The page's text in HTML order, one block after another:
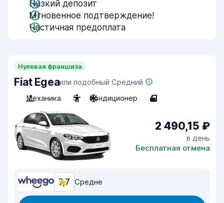
Низкий депозит
Мгновенное подтверждение!
Частичная предоплата
Нулевая франшиза
Fiat Egeaили подобный Средний
Механика
5 Кондиционер 4
2 490,15 ₽
в день
Бесплатная отмена
7,7 Средне